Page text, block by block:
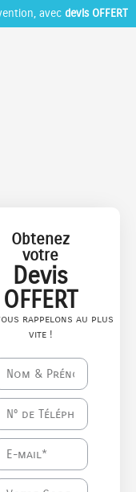
avec devis OFFERT
Obtenez
votre
Devis
OFFERT
rappelons au plus
vite !